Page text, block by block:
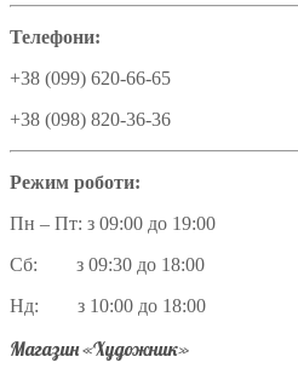
Телефони:
+38 (099) 620-66-65
+38 (098) 820-36-36
Режим роботи:
Пн – Пт: з 09:00 до 19:00
Сб: з 09:30 до 18:00
Нд: з 10:00 до 18:00
Магазин «Художник»